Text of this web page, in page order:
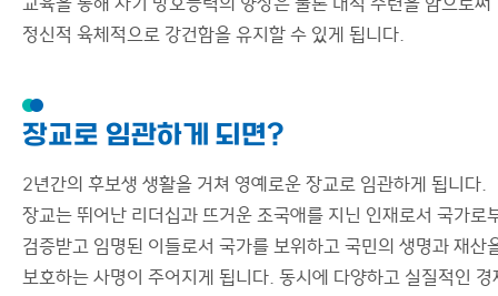
정신적 육체적으로 강건함을 유지할 수 있게 됩니다.
장교로 임관하게 되면?
2년간의 후보생 생활을 거쳐 영예로운 장교로 임관하게 됩니다.
장교는 뛰어난 리더십과 뜨거운 조국애를 지닌 인재로서 국가로
검증받고 임명된 이들로서 국가를 보위하고 국민의 생명과 재산
보호하는 사명이 주어지게 됩니다. 동시에 다양하고 실질적인 경